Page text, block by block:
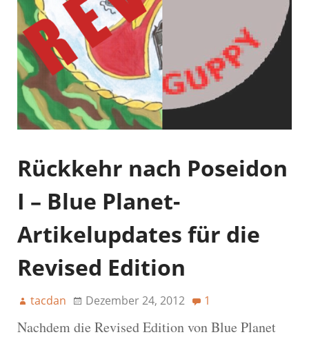
Rückkehr nach Poseidon
I – Blue Planet-
Artikelupdates für die
Revised Edition
tacdan Dezember 24, 2012 1
Nachdem die Revised Edition von Blue Planet